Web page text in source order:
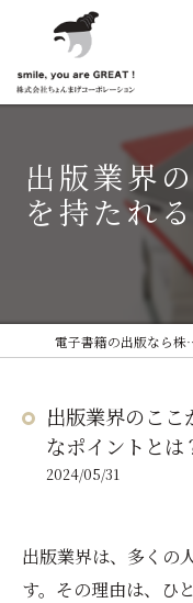
出版業界
を持たれ
電子書籍の出版
出版業界のこ
なポイントとは
2024/05/31
出版業界は、多くの
す。その理由は、ひ